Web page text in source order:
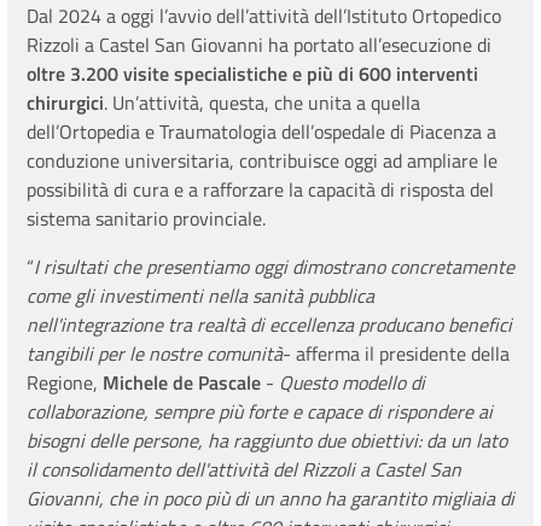
Dal 2024 a oggi l’avvio dell’attività dell’Istituto Ortopedico
Rizzoli a Castel San Giovanni ha portato all’esecuzione di
oltre 3.200 visite specialistiche e più di 600 interventi
chirurgici. Un’attività, questa, che unita a quella
dell’Ortopedia e Traumatologia dell’ospedale di Piacenza a
conduzione universitaria, contribuisce oggi ad ampliare le
possibilità di cura e a rafforzare la capacità di risposta del
sistema sanitario provinciale.
“I risultati che presentiamo oggi dimostrano concretamente
come gli investimenti nella sanità pubblica
nell'integrazione tra realtà di eccellenza producano benefici
tangibili per le nostre comunità- afferma il presidente della
Regione, Michele de Pascale - Questo modello di
collaborazione, sempre più forte e capace di rispondere ai
bisogni delle persone, ha raggiunto due obiettivi: da un lato
il consolidamento dell'attività del Rizzoli a Castel San
Giovanni, che in poco più di un anno ha garantito migliaia di